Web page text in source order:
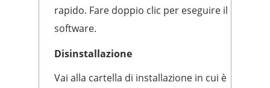
rapido. Fare doppio clic per eseguire il
software.
Disinstallazione
Vai alla cartella di installazione in cui è